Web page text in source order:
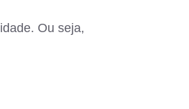
Ou seja,